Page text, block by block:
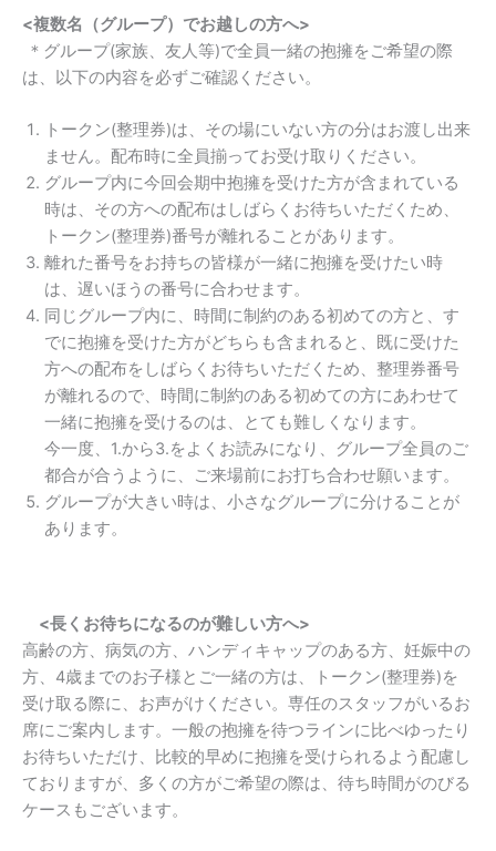
<複数名（グループ）でお越しの方へ>
＊グループ(家族、友人等)で全員一緒の抱擁をご希望の際
は、以下の内容を必ずご確認ください。
トークン(整理券)は、その場にいない方の分はお渡し出来
ません。配布時に全員揃ってお受け取りください。
グループ内に今回会期中抱擁を受けた方が含まれている
時は、その方への配布はしばらくお待ちいただくため、
トークン(整理券)番号が離れることがあります。
離れた番号をお持ちの皆様が一緒に抱擁を受けたい時
は、遅いほうの番号に合わせます。
同じグループ内に、時間に制約のある初めての方と、す
でに抱擁を受けた方がどちらも含まれると、既に受けた
方への配布をしばらくお待ちいただくため、整理券番号
が離れるので、時間に制約のある初めての方にあわせて
一緒に抱擁を受けるのは、とても難しくなります。
今一度、1.から3.をよくお読みになり、グループ全員のご
都合が合うように、ご来場前にお打ち合わせ願います。
グループが大きい時は、小さなグループに分けることが
あります。
<長くお待ちになるのが難しい方へ>
高齢の方、病気の方、ハンディキャップのある方、妊娠中の
方、4歳までのお子様とご一緒の方は、トークン(整理券)を
受け取る際に、お声がけください。専任のスタッフがいるお
席にご案内します。一般の抱擁を待つラインに比べゆったり
お待ちいただけ、比較的早めに抱擁を受けられるよう配慮し
ておりますが、多くの方がご希望の際は、待ち時間がのびる
ケースもございます。